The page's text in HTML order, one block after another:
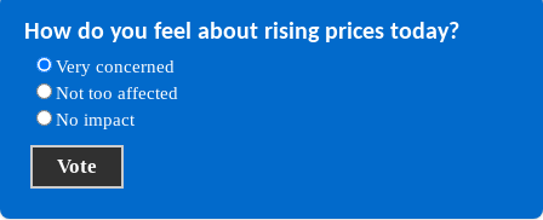
How do you feel about rising prices today?
Very concerned
Not too affected
No impact